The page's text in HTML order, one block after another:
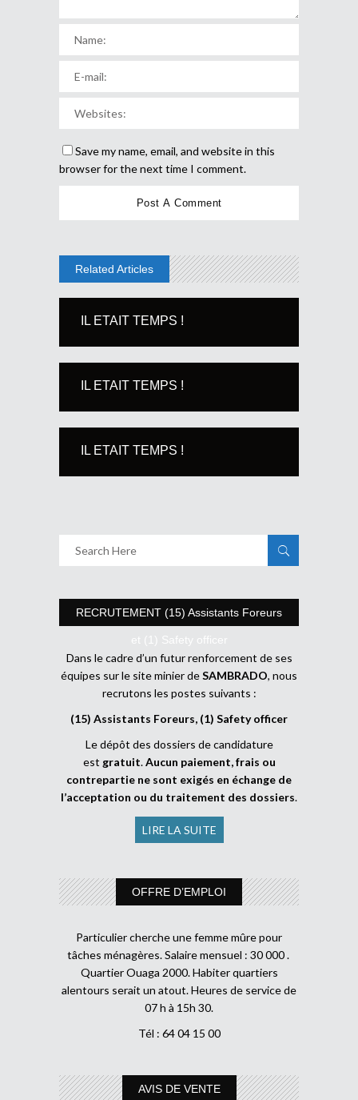
Save my name, email, and website in this
browser for the next time I comment.
Related Articles
IL ETAIT TEMPS !
IL ETAIT TEMPS !
IL ETAIT TEMPS !
RECRUTEMENT (15) Assistants Foreurs
et (1) Safety officer
Dans le cadre d’un futur renforcement de ses
équipes sur le site minier deSAMBRADO, nous
recrutons les postes suivants :
(15) Assistants Foreurs, (1) Safety officer
Le dépôt des dossiers de candidature
est gratuit.Aucun paiement, frais ou
contrepartie ne sont exigés en échange de
l’acceptation ou du traitement des dossiers.
LIRE LA SUITE
OFFRE D’EMPLOI
Particulier cherche une femme mûre pour
tâches ménagères. Salaire mensuel : 30 000 .
Quartier Ouaga 2000. Habiter quartiers
alentours serait un atout. Heures de service de
07 h à 15h 30.
Tél : 64 04 15 00
AVIS DE VENTE